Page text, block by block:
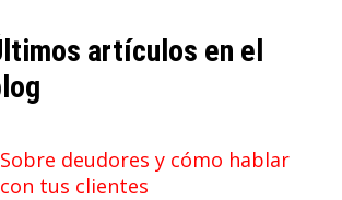
artículos en el
Sobre deudores y cómo hablar
con tus clientes